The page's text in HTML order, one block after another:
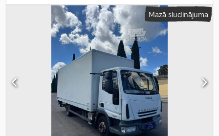
emisijas klase:Euro 6, Ražošanas gads:2018,
Mazā sludinājuma